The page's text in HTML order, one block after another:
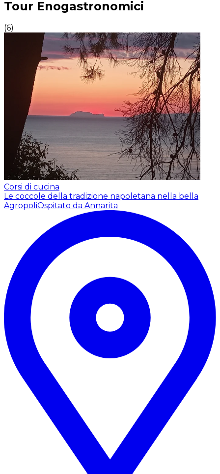
Tour Enogastronomici
(6)
Corsi di cucina
Le coccole della tradizione napoletana nella bella
AgropoliOspitato da Annarita